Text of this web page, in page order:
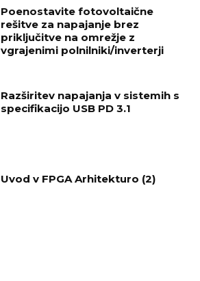
Poenostavite fotovoltaične
rešitve za napajanje brez
priključitve na omrežje z
vgrajenimi polnilniki/inverterji
Razširitev napajanja v sistemih s
specifikacijo USB PD 3.1
Uvod v FPGA Arhitekturo (2)